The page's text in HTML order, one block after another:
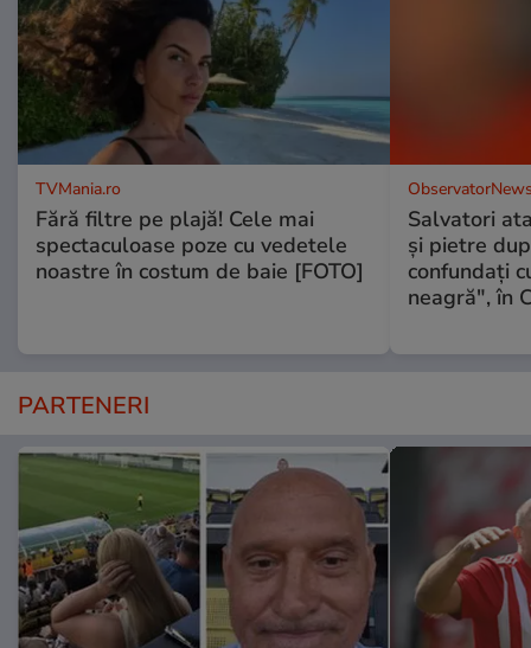
TVMania.ro
Fără filtre pe plajă! Cele mai
spectaculoase poze cu vedetele
noastre în costum de baie [FOTO]
Salvatori
şi pietre
confundaţi
neagră", în
PARTENERI